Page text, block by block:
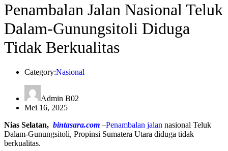
Penambalan Jalan Nasional Teluk
Dalam-Gunungsitoli Diduga
Tidak Berkualitas
Category:Nasional
Admin B02
Mei 16, 2025
Nias Selatan, bintasara.com –Penambalan jalan nasional Teluk
Dalam-Gunungsitoli, Propinsi Sumatera Utara diduga tidak
berkualitas.